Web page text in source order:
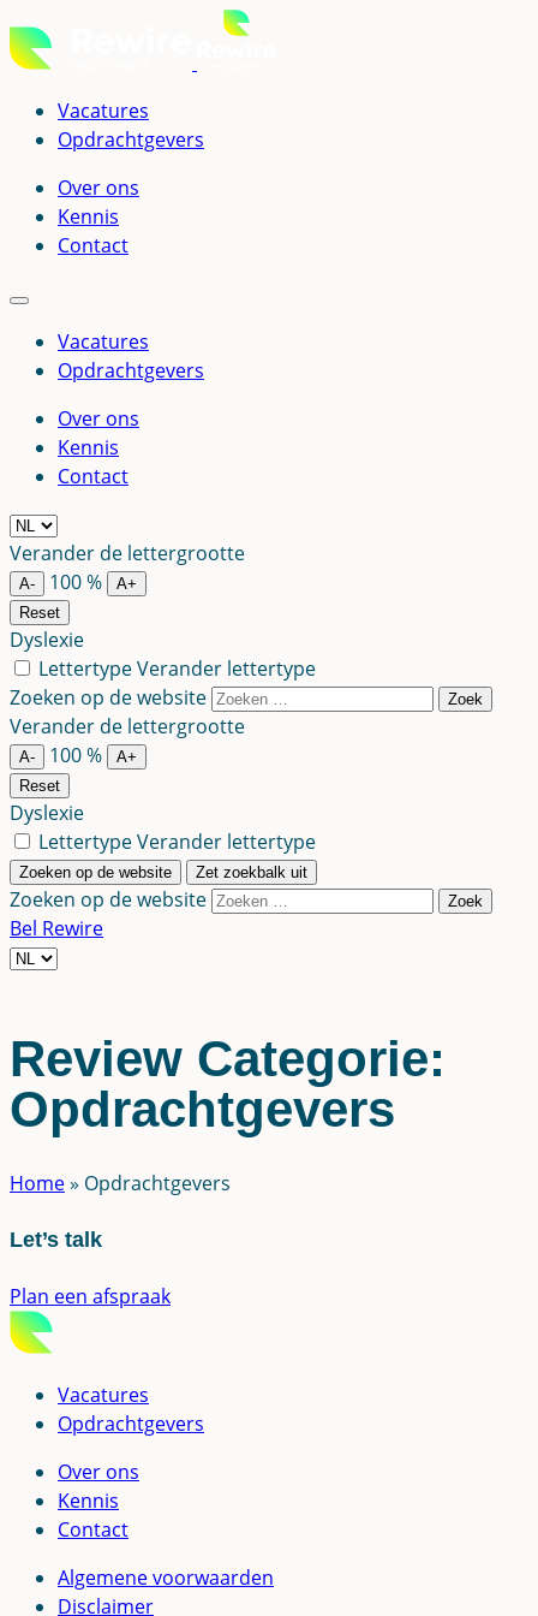
Ga
naar
inhoudVacatures
Opdrachtgevers
Over ons
Kennis
Contact
Vacatures
Opdrachtgevers
Over ons
Kennis
Contact
Kies
een
taal
Verander de lettergrootte
A- 100%
A+
Reset
Dyslexie
LettertypeVerander lettertype
Zoeken op de website
Zoek
Verander de lettergrootte
A- 100%
A+
Reset
Dyslexie
LettertypeVerander lettertype
Zoeken op de website Zet zoekbalk uit
Zoeken op de website Zoek
Bel Rewire
Kies
Review Categorie:
Opdrachtgevers
Home» Opdrachtgevers
Let’s talk
Plan een afspraak
Vacatures
Opdrachtgevers
Over ons
Kennis
Contact
Algemene voorwaarden
Disclaimer